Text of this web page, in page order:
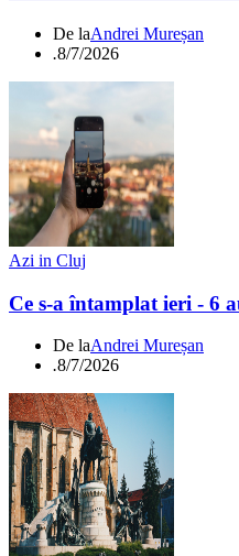
De laAndrei Mureșan
.8/7/2026
Azi in Cluj
Ce s-a întamplat ieri - 6
De laAndrei Mureșan
.8/7/2026